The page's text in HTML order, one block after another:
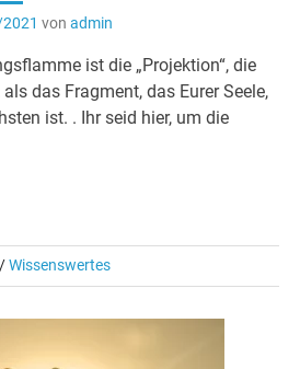
von admin
ist die „Projektion“, die
das Fragment, das Eurer Seele,
ist. . Ihr seid hier, um die
/Wissenswertes